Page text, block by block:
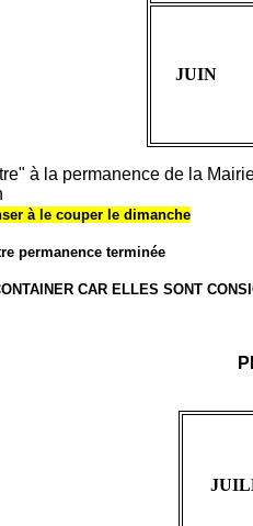
JUIN
à la permanence de la
à le couper le dimanche
permanence terminée
CAR ELLES SONT